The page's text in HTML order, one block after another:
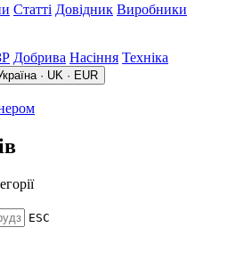
Статті Довідник Виробники
Добрива Насіння Техніка
· UK · EUR
ESC